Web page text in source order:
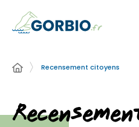
Recensement citoyens